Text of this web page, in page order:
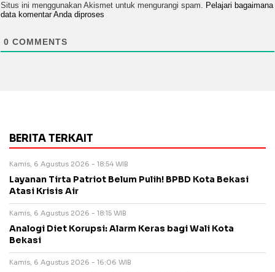
Situs ini menggunakan Akismet untuk mengurangi spam. Pelajari bagaimana
data komentar Anda diproses
0 COMMENTS
BERITA TERKAIT
Kamis, 6 Agustus 2026 - 18:54 WIB
Layanan Tirta Patriot Belum Pulih! BPBD Kota Bekasi
Atasi Krisis Air
Kamis, 6 Agustus 2026 - 18:15 WIB
Analogi Diet Korupsi: Alarm Keras bagi Wali Kota
Bekasi
Kamis, 6 Agustus 2026 - 16:06 WIB